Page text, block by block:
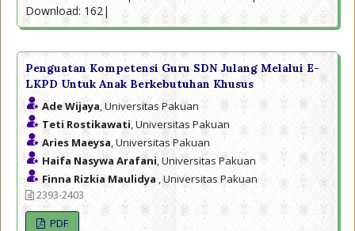
Download: 162|
Penguatan Kompetensi Guru SDN Julang Melalui E-
LKPD Untuk Anak Berkebutuhan Khusus
Ade Wijaya , Universitas Pakuan
Teti Rostikawati , Universitas Pakuan
Aries Maeysa , Universitas Pakuan
Haifa Nasywa Arafani , Universitas Pakuan
Finna Rizkia Maulidya , Universitas Pakuan
2393-2403
PDF